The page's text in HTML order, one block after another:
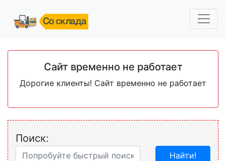
Сайт временно не работает
Дорогие клиенты! Сайт временно не работает
Поиск:
Найти!